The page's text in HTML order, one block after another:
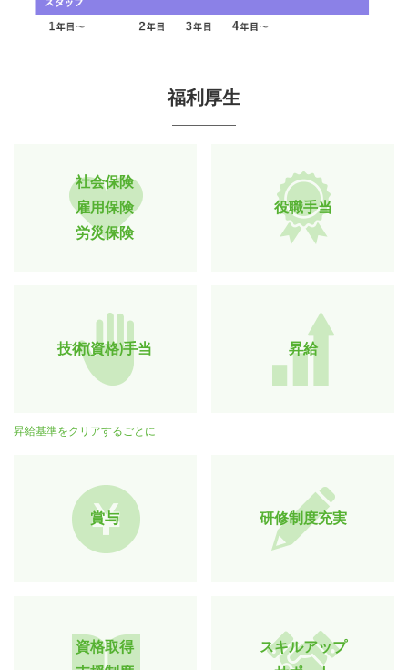
福利厚生
社会保険
雇用保険
労災保険
役職手当
技術(資格)手当
昇給基準をクリアするごとに
昇給
賞与 研修制度充実
資格取得
スキルアップ